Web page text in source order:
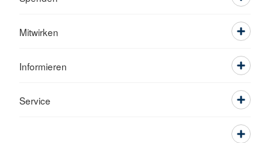
Mitwirken
Informieren
Service